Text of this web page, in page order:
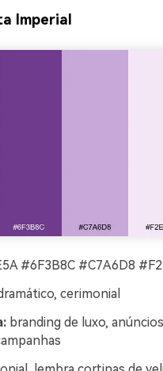
Imperial
#6F3B8C #C7A6D8
cerimonial
branding de luxo,